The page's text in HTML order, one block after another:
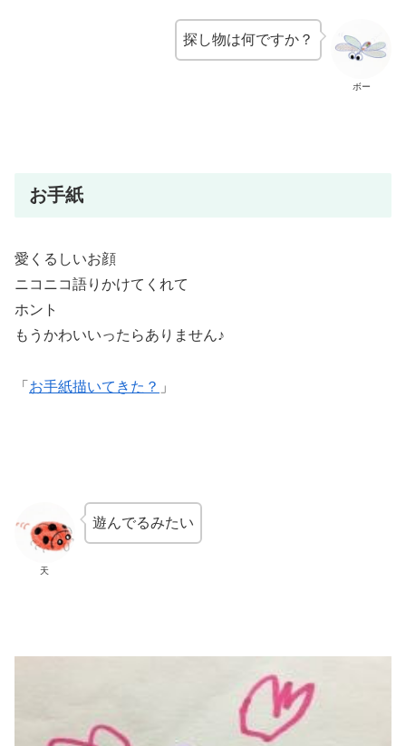
ボー
探し物は何ですか？
お手紙
愛くるしいお顔
ニコニコ語りかけてくれて
ホント
もうかわいいったらありません♪
「 お手紙描いてきた？ 」
天
遊んでるみたい